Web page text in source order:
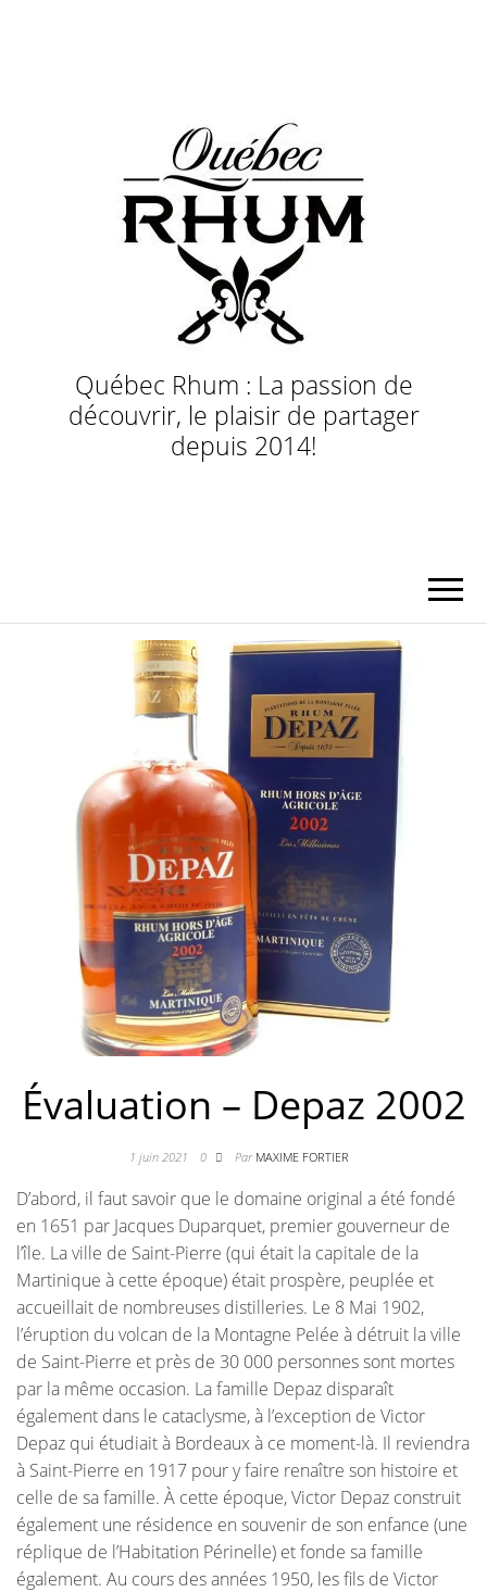
Québec Rhum : La passion de
découvrir, le plaisir de partager
depuis 2014!
Évaluation – Depaz 2002
1 juin 2021 0 Par MAXIME FORTIER
D’abord, il faut savoir que le domaine original a été fondé
en 1651 par Jacques Duparquet, premier gouverneur de
l’île. La ville de Saint-Pierre (qui était la capitale de la
Martinique à cette époque) était prospère, peuplée et
accueillait de nombreuses distilleries. Le 8 Mai 1902,
l’éruption du volcan de la Montagne Pelée à détruit la ville
de Saint-Pierre et près de 30 000 personnes sont mortes
par la même occasion. La famille Depaz disparaît
également dans le cataclysme, à l’exception de Victor
Depaz qui étudiait à Bordeaux à ce moment-là. Il reviendra
à Saint-Pierre en 1917 pour y faire renaître son histoire et
celle de sa famille. À cette époque, Victor Depaz construit
également une résidence en souvenir de son enfance (une
réplique de l’Habitation Périnelle) et fonde sa famille
également. Au cours des années 1950, les fils de Victor